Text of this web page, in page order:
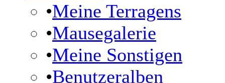
•Meine Terragens
•Mausegalerie
•Meine Sonstigen
•Benutzeralben